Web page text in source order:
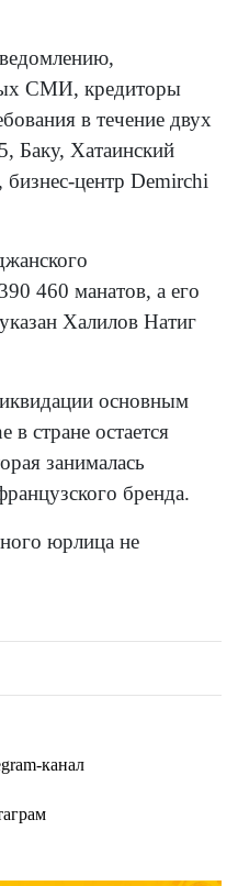
СМИ, кредиторы
в течение двух
Баку, Хатаинский
центр Demirchi
460 манатов, а его
Халилов Натиг
основным
стране остается
занималась
бренда.
юрлица не
канал